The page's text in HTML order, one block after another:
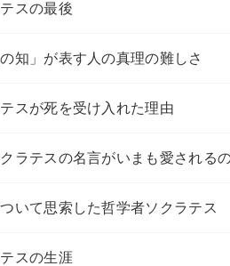
スの最後
知」が表す人の真理の難しさ
スが死を受け入れた理由
ラテスの名言がいまも愛される
いて思索した哲学者ソクラテス
スの生涯